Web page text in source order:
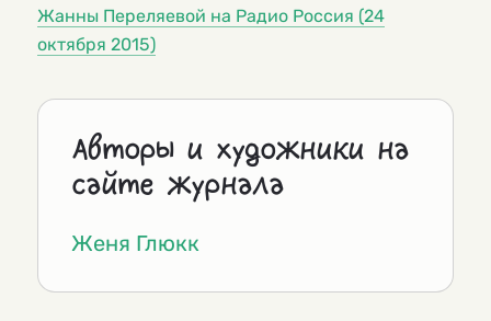
Жанны Переляевой на Радио Россия (24
октября 2015)
Авторы и художники на
сайте журнала
Женя Глюкк